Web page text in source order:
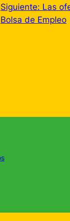
Siguiente: Las
Bolsa de Empleo